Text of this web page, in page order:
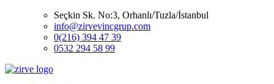
Seçkin Sk. No:3, Orhanlı/Tuzla/İstanbul
info@zirvevincgrup.com
0(216) 394 47 39
0532 294 58 99